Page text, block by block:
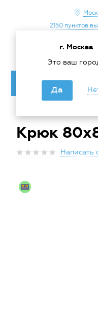
г. Москва
Это ваш
Да
2150 пунктов
Каталог
Крюк
Написать